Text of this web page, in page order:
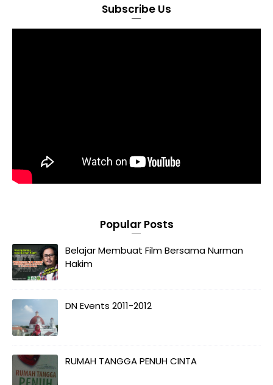
Subscribe Us
Popular Posts
Belajar Membuat Film Bersama Nurman
Hakim
DN Events 2011-2012
RUMAH TANGGA PENUH CINTA